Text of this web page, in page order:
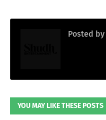
Posted by
YOU MAY LIKE THESE POSTS